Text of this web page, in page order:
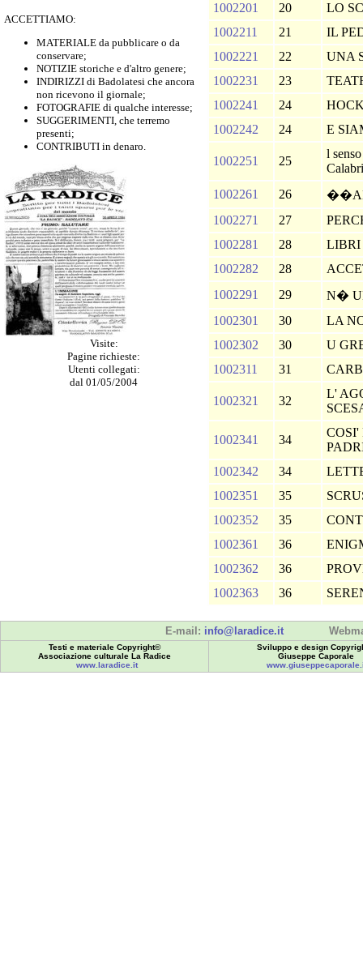
ACCETTIAMO:
MATERIALE da pubblicare o da
conservare;
NOTIZIE storiche e d'altro genere;
INDIRIZZI di Badolatesi che ancora
non ricevono il giornale;
FOTOGRAFIE di qualche interesse;
SUGGERIMENTI, che terremo
presenti;
CONTRIBUTI in denaro.
Visite:
Pagine richieste:
Utenti collegati:
dal 01/05/2004
1002201
20
LO
1002211
21
IL
1002221
22
UNA
1002231
23
1002241
24
1002242
24 E
1002251 25
l
1002261
26
1002271
27
1002281
28
1002282
28
1002291
29
N�
1002301
30
LA
1002302
30
U
1002311
31
1002321 32
L'
1002341 34
COSI'
1002342
34
1002351
35
1002352
35
1002361
36
1002362
36
1002363
36
E-mail: info@laradice.it
Testi e materiale Copyright©
Associazione culturale La Radice
www.laradice.it
Sviluppo e design
Giuseppe Caporale